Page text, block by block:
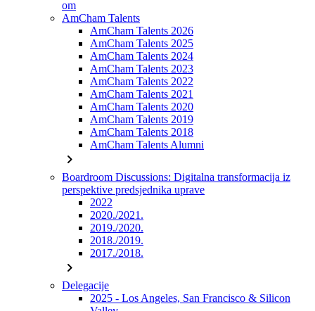
om
AmCham Talents
AmCham Talents 2026
AmCham Talents 2025
AmCham Talents 2024
AmCham Talents 2023
AmCham Talents 2022
AmCham Talents 2021
AmCham Talents 2020
AmCham Talents 2019
AmCham Talents 2018
AmCham Talents Alumni
chevron_right
Boardroom Discussions: Digitalna transformacija iz
perspektive predsjednika uprave
2022
2020./2021.
2019./2020.
2018./2019.
2017./2018.
chevron_right
Delegacije
2025 - Los Angeles, San Francisco & Silicon